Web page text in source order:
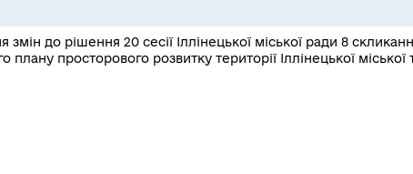
змін до рішення 20 сесії Іллінецької міської ради 8
плану просторового розвитку території Іллінецької